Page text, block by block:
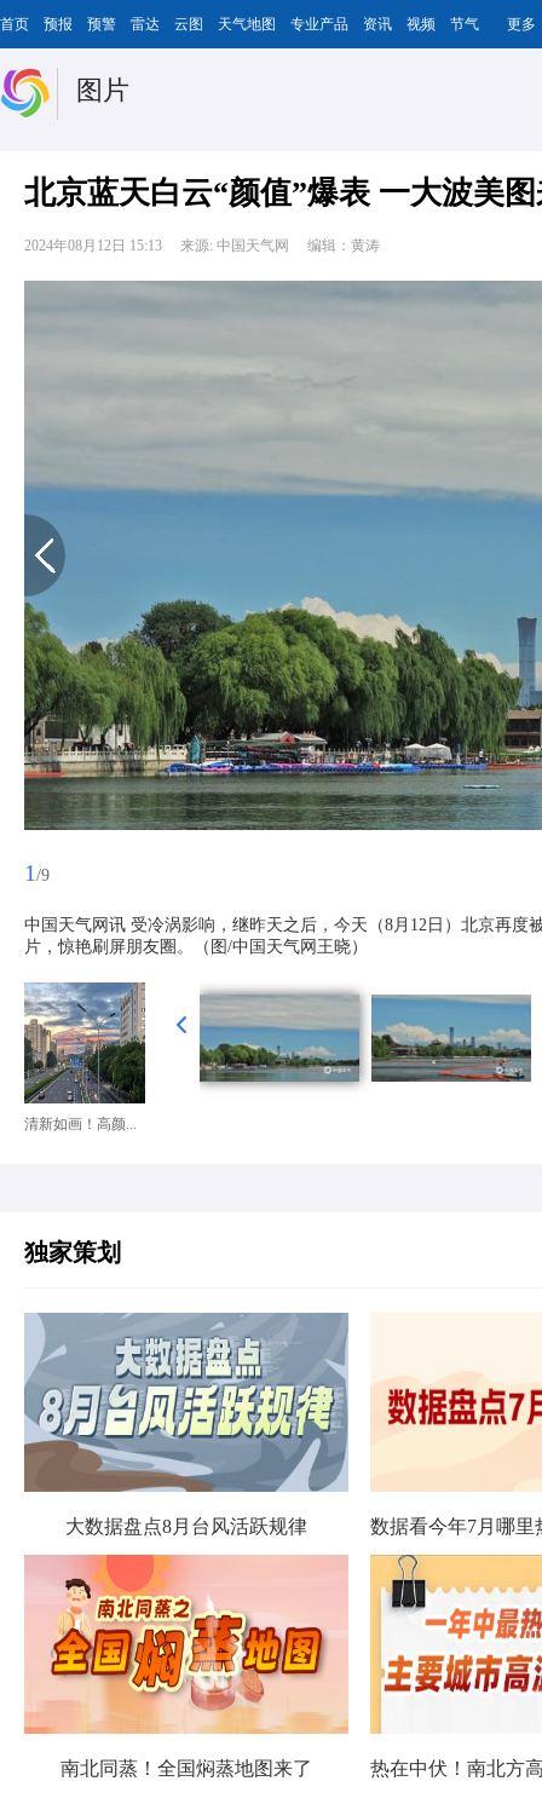
首页 预报 预警 雷达 云图 天气地图 专业产品 资讯 视频 节气 更多
图片
北京蓝天白云“颜值”爆表 一大波美
2024年08月12日 15:13 来源: 中国天气网 编辑：黄涛
1 /9
中国天气网讯 受冷涡影响，继昨天之后，今天（8月12日）北京再
片，惊艳刷屏朋友圈。（图/中国天气网王晓）
清新如画！高颜...
独家策划
大数据盘点8月台风活跃规律
南北同蒸！全国焖蒸地图来了